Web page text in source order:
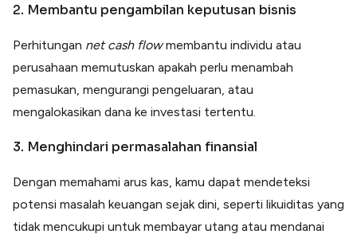
2. Membantu pengambilan keputusan bisnis
Perhitungan net cash flowmembantu individu atau
perusahaan memutuskan apakah perlu menambah
pemasukan, mengurangi pengeluaran, atau
mengalokasikan dana ke investasi tertentu.
3. Menghindari permasalahan finansial
Dengan memahami arus kas, kamu dapat mendeteksi
potensi masalah keuangan sejak dini, seperti likuiditas yang
tidak mencukupi untuk membayar utang atau mendanai